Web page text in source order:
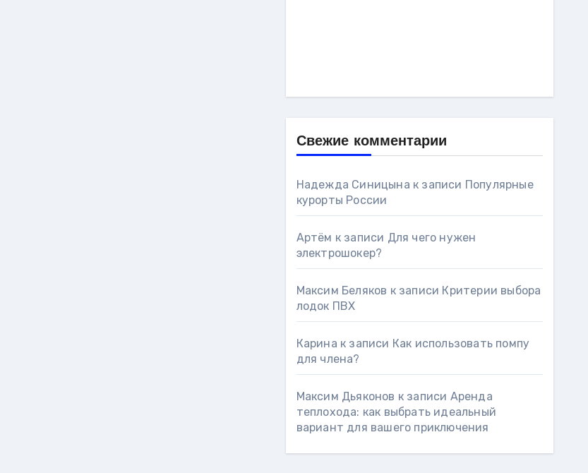
Свежие комментарии
Надежда Синицына к записи Популярные
курорты России
Артём к записи Для чего нужен
электрошокер?
Максим Беляков к записи Критерии выбора
лодок ПВХ
Карина к записи Как использовать помпу
для члена?
Максим Дьяконов к записи Аренда
теплохода: как выбрать идеальный
вариант для вашего приключения